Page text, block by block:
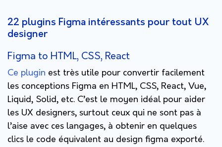
22 plugins Figma intéressants pour tout UX
designer
Figma to HTML, CSS, React
Ce plugin est très utile pour convertir facilement
les conceptions Figma en HTML, CSS, React, Vue,
Liquid, Solid, etc. C’est le moyen idéal pour aider
les UX designers, surtout ceux qui ne sont pas à
l’aise avec ces langages, à obtenir en quelques
clics le code équivalent au design figma exporté.